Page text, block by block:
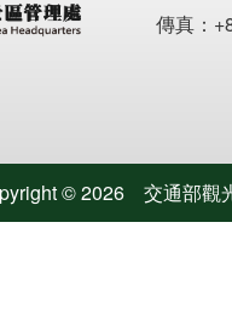
傳真：
©2026 交通部觀